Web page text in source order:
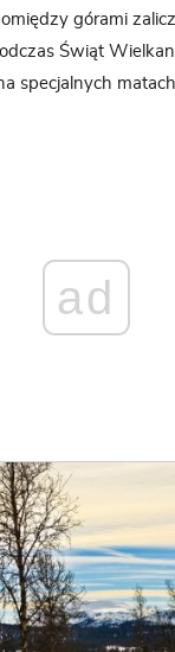
górami
Świąt
specjalnych matach.
ad